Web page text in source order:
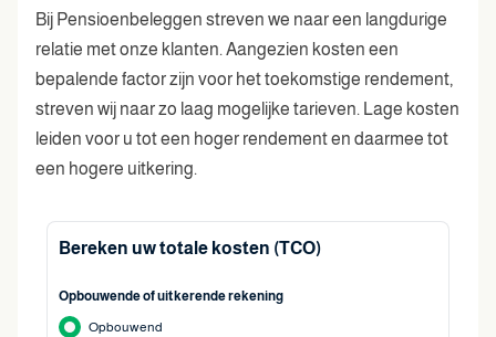
Bij Pensioenbeleggen streven we naar een langdurige
relatie met onze klanten. Aangezien kosten een
bepalende factor zijn voor het toekomstige rendement,
streven wij naar zo laag mogelijke tarieven. Lage kosten
leiden voor u tot een hoger rendement en daarmee tot
een hogere uitkering.
Bereken uw totale kosten (TCO)
Opbouwende of uitkerende rekening
Opbouwend